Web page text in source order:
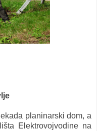
planinarski dom, a
Elektrovojvodine na